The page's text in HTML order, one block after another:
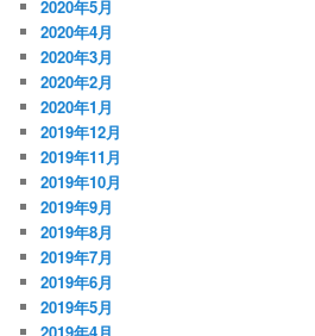
2020年5月
2020年4月
2020年3月
2020年2月
2020年1月
2019年12月
2019年11月
2019年10月
2019年9月
2019年8月
2019年7月
2019年6月
2019年5月
2019年4月